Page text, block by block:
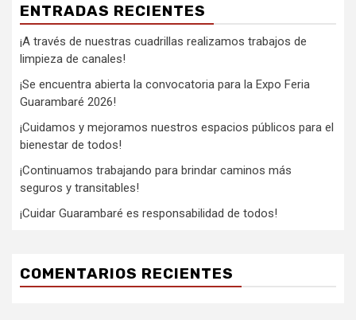
ENTRADAS RECIENTES
¡A través de nuestras cuadrillas realizamos trabajos de
limpieza de canales!
¡Se encuentra abierta la convocatoria para la Expo Feria
Guarambaré 2026!
¡Cuidamos y mejoramos nuestros espacios públicos para el
bienestar de todos!
¡Continuamos trabajando para brindar caminos más
seguros y transitables!
¡Cuidar Guarambaré es responsabilidad de todos!
COMENTARIOS RECIENTES